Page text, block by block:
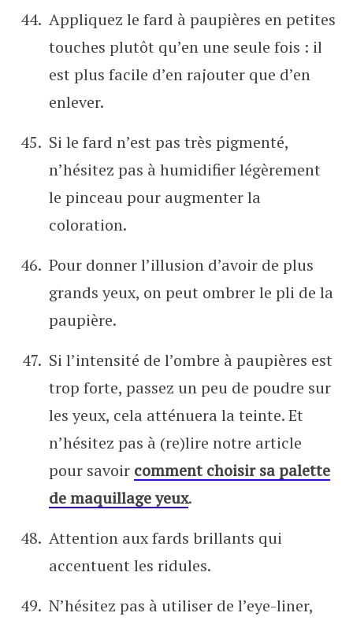
Appliquez le fard à paupières en petites
touches plutôt qu’en une seule fois : il
est plus facile d’en rajouter que d’en
enlever.
Si le fard n’est pas très pigmenté,
n’hésitez pas à humidifier légèrement
le pinceau pour augmenter la
coloration.
Pour donner l’illusion d’avoir de plus
grands yeux, on peut ombrer le pli de la
paupière.
Si l’intensité de l’ombre à paupières est
trop forte, passez un peu de poudre sur
les yeux, cela atténuera la teinte. Et
n’hésitez pas à (re)lire notre article
pour savoir comment choisir sa palette
de maquillage yeux.
Attention aux fards brillants qui
accentuent les ridules.
N’hésitez pas à utiliser de l’eye-liner,